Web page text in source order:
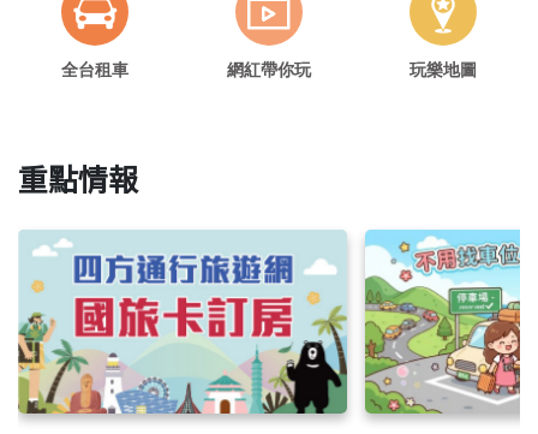
全台租車 網紅帶你玩 玩樂地圖
重點情報